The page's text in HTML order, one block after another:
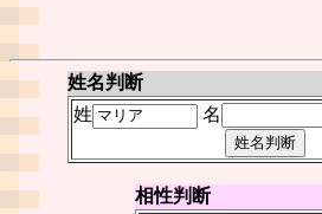
姓名判断
姓
名
相性判断